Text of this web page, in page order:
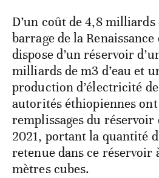
D’un coût de 4,8
barrage de la
dispose d’un réservoir
milliards de m3 d’eau et
production d’électricité
autorités éthiopiennes
remplissages du réservoir
2021, portant la quantité
retenue dans ce réservoir
mètres cubes.